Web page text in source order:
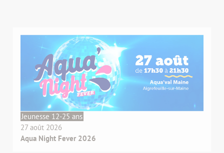
Jeunesse 12-25 ans
27 août 2026
Aqua Night Fever 2026